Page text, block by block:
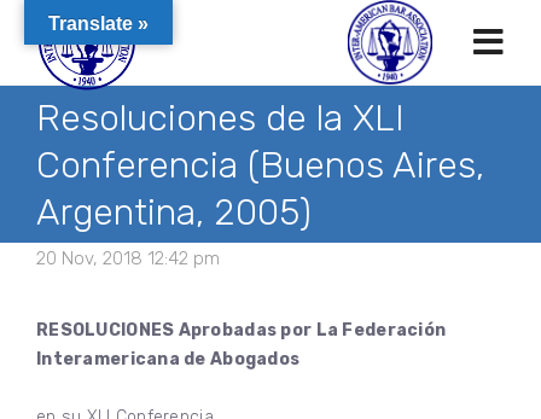
Resoluciones de la XLI
Conferencia (Buenos Aires,
Argentina, 2005)
20 Nov, 2018 12:42 pm
RESOLUCIONES Aprobadas por La Federación
Interamericana de Abogados
Translate »